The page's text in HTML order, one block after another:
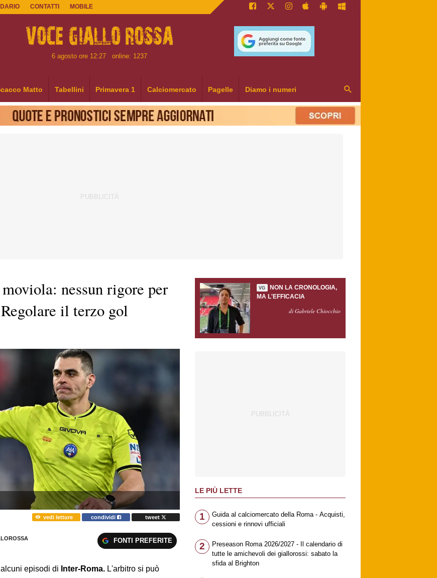
CONTATTI MOBILE
6 agosto ore 12:27 online: 1237
Matto Tabellini Primavera 1 Calciomercato Pagelle Diamo i numeri
nessun rigore per
il terzo gol
vedi letture condividi tweet
FONTI PREFERITE
episodi di Inter-Roma. L'arbitro si può
VG
NON LA CRONOLOGIA,
MA L'EFFICACIA
di Gabriele Chiocchio
LE PIÙ LETTE
1
Guida al calciomercato della Roma - Acquisti,
cessioni e rinnovi ufficiali
2
Preseason Roma 2026/2027 - Il calendario di
tutte le amichevoli dei giallorossi: sabato la
sfida al Brighton